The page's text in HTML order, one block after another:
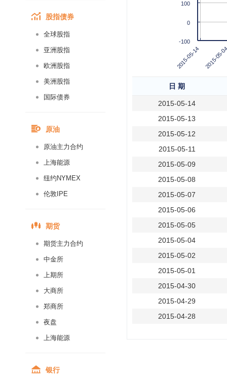
股指债券
全球股指
亚洲股指
欧洲股指
美洲股指
国际债券
原油
原油主力合约
上海能源
纽约NYMEX
伦敦IPE
期货
期货主力合约
中金所
上期所
大商所
郑商所
夜盘
上海能源
银行
2015-05-14 2015-
-100
0
100
日 期
2015-05-14
2015-05-13
2015-05-12
2015-05-11
2015-05-09
2015-05-08
2015-05-07
2015-05-06
2015-05-05
2015-05-04
2015-05-02
2015-05-01
2015-04-30
2015-04-29
2015-04-28